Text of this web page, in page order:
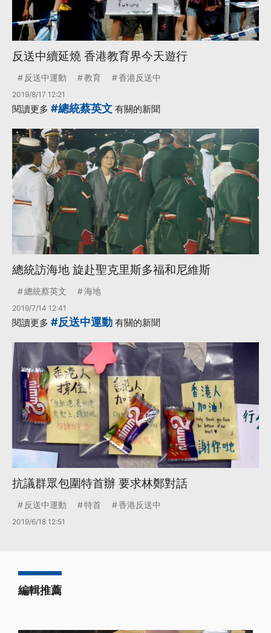
反送中續延燒 香港教育界今天遊行
反送中運動 教育 香港反送中
2019/8/17 12:21
閱讀更多 #總統蔡英文 有關的新聞
總統訪海地 旋赴聖克里斯多福和尼維斯
總統蔡英文 海地
2019/7/14 12:41
閱讀更多 #反送中運動 有關的新聞
抗議群眾包圍特首辦 要求林鄭對話
反送中運動 特首 香港反送中
2019/6/18 12:51
編輯推薦